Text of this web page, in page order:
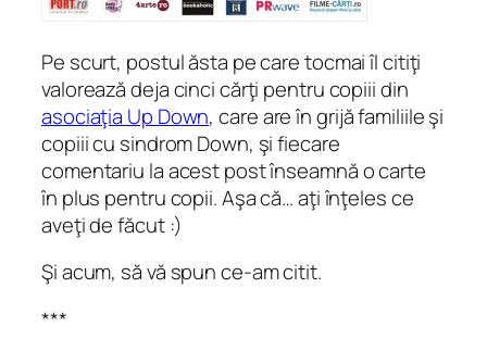
Pe scurt, postul ăsta pe care tocmai îl citiţi
valorează deja cinci cărţi pentru copiii din
asociaţia Up Down, care are în grijă familiile şi
copiii cu sindrom Down, şi fiecare
comentariu la acest post înseamnă o carte
în plus pentru copii. Aşa că… aţi înţeles ce
aveţi de făcut :)
Şi acum, să vă spun ce-am citit.
***